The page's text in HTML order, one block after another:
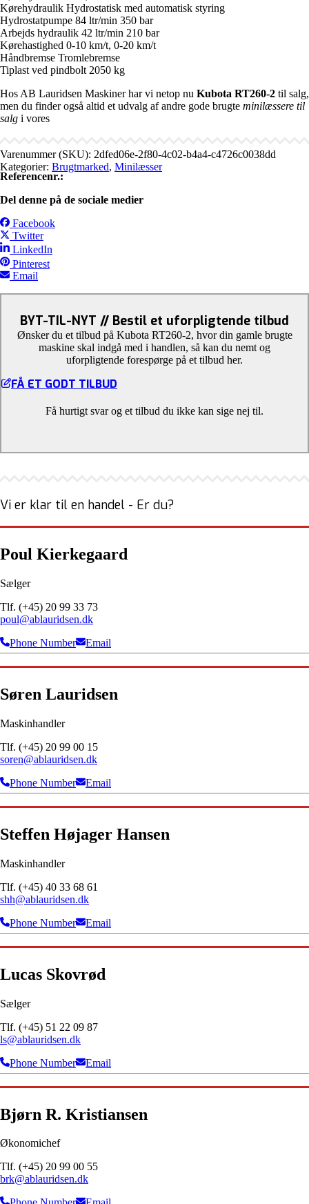
Kørehydraulik Hydrostatisk med automatisk styring
Hydrostatpumpe 84 ltr/min 350 bar
Arbejds hydraulik 42 ltr/min 210 bar
Kørehastighed 0-10 km/t, 0-20 km/t
Håndbremse Tromlebremse
Tiplast ved pindbolt 2050 kg
Hos AB Lauridsen Maskiner har vi netop nu Kubota RT260-2 til salg,
men du finder også altid et udvalg af andre gode brugte minilæssere til
salg i vores
Varenummer (SKU): 2dfed06e-2f80-4c02-b4a4-c4726c0038dd
Kategorier: Brugtmarked, Minilæsser
Referencenr.:
Del denne på de sociale medier
Facebook
Twitter
LinkedIn
Pinterest
Email
BYT-TIL-NYT // Bestil et uforpligtende tilbud
Ønsker du et tilbud på Kubota RT260-2, hvor din gamle brugte
maskine skal indgå med i handlen, så kan du nemt og
uforpligtende forespørge på et tilbud her.
FÅ ET GODT TILBUD
Få hurtigt svar og et tilbud du ikke kan sige nej til.
Vi er klar til en handel - Er du?
Poul Kierkegaard
Sælger
Tlf. (+45) 20 99 33 73
poul@ablauridsen.dk
Phone Number
Email
Søren Lauridsen
Maskinhandler
Tlf. (+45) 20 99 00 15
soren@ablauridsen.dk
Phone Number
Email
Steffen Højager Hansen
Maskinhandler
Tlf. (+45) 40 33 68 61
shh@ablauridsen.dk
Phone Number
Email
Lucas Skovrød
Sælger
Tlf. (+45) 51 22 09 87
ls@ablauridsen.dk
Phone Number
Email
Bjørn R. Kristiansen
Økonomichef
Tlf. (+45) 20 99 00 55
brk@ablauridsen.dk